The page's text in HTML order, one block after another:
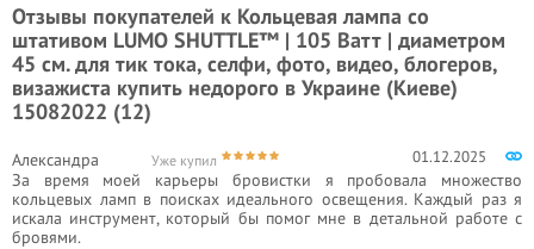
Отзывы покупателей к Кольцевая лампа со
штативом LUMO SHUTTLE™ | 105 Ватт | диаметром
45 см. для тик тока, селфи, фото, видео, блогеров,
визажиста купить недорого в Украине (Киеве)
15082022 (12)
01.12.2025
Александра Уже купил
За время моей карьеры бровистки я пробовала множество
кольцевых ламп в поисках идеального освещения. Каждый раз я
искала инструмент, который бы помог мне в детальной работе с
бровями.